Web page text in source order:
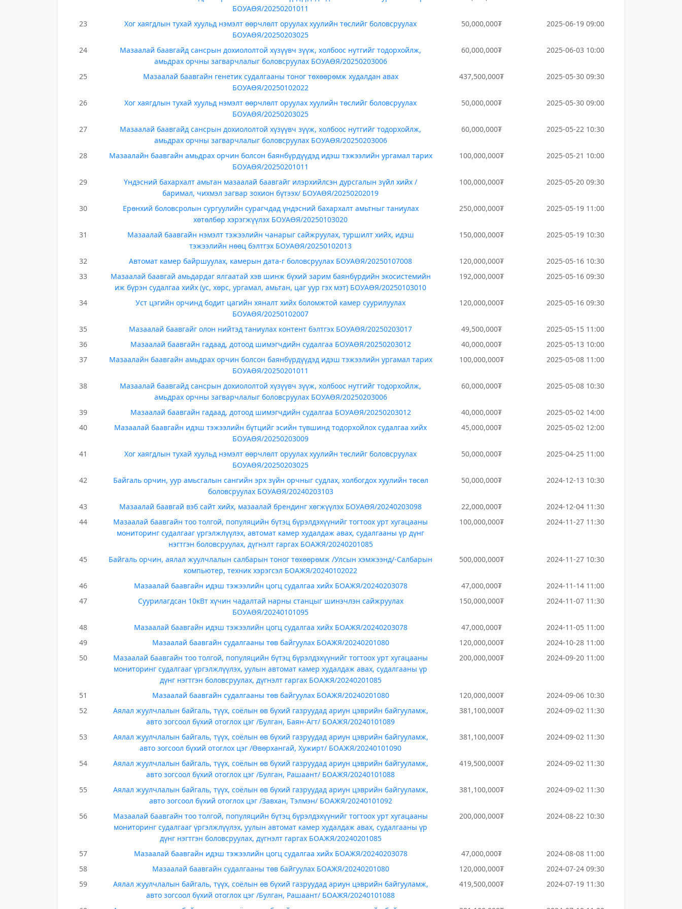
БОУАӨЯ/20250201011
23
Хог хаягдлын тухай хуульд нэмэлт өөрчлөлт оруулах хуулийн төслийг боловсруулах
БОУАӨЯ/20250203025
50,000,000₮ 2025-06-19 09:00
24
Мазаалай баавгайд сансрын дохиололтой хүзүүвч зүүж, холбоос нутгийг тодорхойлж,
амьдрах орчны загварчлалыг боловсруулах БОУАӨЯ/20250203006
60,000,000₮ 2025-06-03 10:00
25
Мазаалай баавгайн генетик судалгааны тоног төхөөрөмж худалдан авах
БОУАӨЯ/20250102022
437,500,000₮ 2025-05-30 09:30
26
Хог хаягдлын тухай хуульд нэмэлт өөрчлөлт оруулах хуулийн төслийг боловсруулах
БОУАӨЯ/20250203025
50,000,000₮ 2025-05-30 09:00
27
Мазаалай баавгайд сансрын дохиололтой хүзүүвч зүүж, холбоос нутгийг тодорхойлж,
амьдрах орчны загварчлалыг боловсруулах БОУАӨЯ/20250203006
60,000,000₮ 2025-05-22 10:30
28
Мазаалайн баавгайн амьдрах орчин болсон баянбүрдүүдэд идэш тэжээлийн ургамал тарих
БОУАӨЯ/20250201011
100,000,000₮ 2025-05-21 10:00
29
Үндэсний бахархалт амьтан мазаалай баавгайг илэрхийлсэн дурсгалын зүйл хийх /
баримал, чихмэл загвар зохион бүтээх/ БОУАӨЯ/20250202019
100,000,000₮ 2025-05-20 09:30
30
Ерөнхий боловсролын сургуулийн сурагчдад үндэсний бахархалт амьтныг таниулах
хөтөлбөр хэрэгжүүлэх БОУАӨЯ/20250103020
250,000,000₮ 2025-05-19 11:00
31
Мазаалай баавгайн нэмэлт тэжээлийн чанарыг сайжруулах, туршилт хийх, идэш
тэжээлийн нөөц бэлтгэх БОУАӨЯ/20250102013
150,000,000₮ 2025-05-19 10:30
32 Автомат камер байршуулах, камерын дата-г боловсруулах БОУАӨЯ/20250107008 120,000,000₮
2025-05-16 10:30
33
Мазаалай баавгай амьдардаг ялгаатай хэв шинж бүхий зарим баянбүрдийн экосистемийн
иж бүрэн судалгаа хийх (ус, хөрс, ургамал, амьтан, цаг уур гэх мэт) БОУАӨЯ/20250103010
192,000,000₮ 2025-05-16 09:30
34
Уст цэгийн орчинд бодит цагийн хяналт хийх боломжтой камер суурилуулах
БОУАӨЯ/20250102007
120,000,000₮ 2025-05-16 09:30
35 Мазаалай баавгайг олон нийтэд таниулах контент бэлтгэх БОУАӨЯ/20250203017 49,500,000₮
2025-05-15 11:00
36
Мазаалай баавгайн гадаад, дотоод шимэгчдийн судалгаа БОУАӨЯ/20250203012 40,000,000₮
2025-05-13 10:00
37
Мазаалайн баавгайн амьдрах орчин болсон баянбүрдүүдэд идэш тэжээлийн ургамал тарих
БОУАӨЯ/20250201011
100,000,000₮ 2025-05-08 11:00
38
Мазаалай баавгайд сансрын дохиололтой хүзүүвч зүүж, холбоос нутгийг тодорхойлж,
амьдрах орчны загварчлалыг боловсруулах БОУАӨЯ/20250203006
60,000,000₮ 2025-05-08 10:30
39 Мазаалай баавгайн гадаад, дотоод шимэгчдийн судалгаа БОУАӨЯ/20250203012 40,000,000₮
2025-05-02 14:00
40
Мазаалай баавгайн идэш тэжээлийн бүтцийг эсийн түвшинд тодорхойлох судалгаа хийх
БОУАӨЯ/20250203009
45,000,000₮ 2025-05-02 12:00
41
Хог хаягдлын тухай хуульд нэмэлт өөрчлөлт оруулах хуулийн төслийг боловсруулах
БОУАӨЯ/20250203025
50,000,000₮ 2025-04-25 11:00
42
Байгаль орчин, уур амьсгалын сангийн эрх зүйн орчныг судлах, холбогдох хуулийн төсөл
боловсруулах БОУАӨЯ/20240203103
50,000,000₮ 2024-12-13 10:30
43 Мазаалай баавгай вэб сайт хийх, мазаалай брендинг хөгжүүлэх БОУАӨЯ/20240203098 22,000,000₮
2024-12-04 11:30
44
Мазаалай баавгайн тоо толгой, популяцийн бүтэц бүрэлдэхүүнийг тогтоох урт хугацааны
мониторинг судалгааг үргэлжлүүлэх, автомат камер худалдаж авах, судалгааны үр дүнг
нэгтгэн боловсруулах, дүгнэлт гаргах БОАЖЯ/20240201085
100,000,000₮ 2024-11-27 11:30
45
Байгаль орчин, аялал жуулчлалын салбарын тоног төхөөрөмж /Улсын хэмжээнд/-Салбарын
компьютер, техник хэрэгсэл БОАЖЯ/20240102022
500,000,000₮ 2024-11-27 10:30
46 Мазаалай баавгайн идэш тэжээлийн цогц судалгаа хийх БОАЖЯ/20240203078 47,000,000₮
2024-11-14 11:00
47
Cуурилагдсан 10кВт хүчин чадалтай нарны станцыг шинэчлэн сайжруулах
БОУАӨЯ/20240101095
150,000,000₮ 2024-11-07 11:30
48 Мазаалай баавгайн идэш тэжээлийн цогц судалгаа хийх БОАЖЯ/20240203078 47,000,000₮
2024-11-05 11:00
49
Мазаалай баавгайн судалгааны төв байгуулах БОАЖЯ/20240201080 120,000,000₮
2024-10-28 11:00
50
Мазаалай баавгайн тоо толгой, популяцийн бүтэц бүрэлдэхүүнийг тогтоох урт хугацааны
мониторинг судалгааг үргэлжлүүлэх, уулын автомат камер худалдаж авах, судалгааны үр
дүнг нэгтгэн боловсруулах, дүгнэлт гаргах БОАЖЯ/20240201085
200,000,000₮ 2024-09-20 11:00
51 Мазаалай баавгайн судалгааны төв байгуулах БОАЖЯ/20240201080 120,000,000₮
2024-09-06 10:30
52
Аялал жуулчлалын байгаль, түүх, соёлын өв бүхий газруудад ариун цэврийн байгууламж,
авто зогсоол бүхий отоглох цэг /Булган, Баян-Агт/ БОАЖЯ/20240101089
381,100,000₮ 2024-09-02 11:30
53
Аялал жуулчлалын байгаль, түүх, соёлын өв бүхий газруудад ариун цэврийн байгууламж,
авто зогсоол бүхий отоглох цэг /Өвөрхангай, Хужирт/ БОАЖЯ/20240101090
381,100,000₮ 2024-09-02 11:30
54
Аялал жуулчлалын байгаль, түүх, соёлын өв бүхий газруудад ариун цэврийн байгууламж,
авто зогсоол бүхий отоглох цэг /Булган, Рашаант/ БОАЖЯ/20240101088
419,500,000₮ 2024-09-02 11:30
55
Аялал жуулчлалын байгаль, түүх, соёлын өв бүхий газруудад ариун цэврийн байгууламж,
авто зогсоол бүхий отоглох цэг /Завхан, Тэлмэн/ БОАЖЯ/20240101092
381,100,000₮ 2024-09-02 11:30
56
Мазаалай баавгайн тоо толгой, популяцийн бүтэц бүрэлдэхүүнийг тогтоох урт хугацааны
мониторинг судалгааг үргэлжлүүлэх, уулын автомат камер худалдаж авах, судалгааны үр
дүнг нэгтгэн боловсруулах, дүгнэлт гаргах БОАЖЯ/20240201085
200,000,000₮ 2024-08-22 10:30
57 Мазаалай баавгайн идэш тэжээлийн цогц судалгаа хийх БОАЖЯ/20240203078 47,000,000₮
2024-08-08 11:00
58
Мазаалай баавгайн судалгааны төв байгуулах БОАЖЯ/20240201080 120,000,000₮
2024-07-24 09:30
59
Аялал жуулчлалын байгаль, түүх, соёлын өв бүхий газруудад ариун цэврийн байгууламж,
авто зогсоол бүхий отоглох цэг /Булган, Рашаант/ БОАЖЯ/20240101088
419,500,000₮ 2024-07-19 11:30